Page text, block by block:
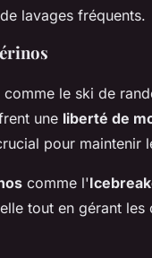
lavages fréquents.
comme le ski de
une liberté de
pour maintenir
comme l'
tout en gérant